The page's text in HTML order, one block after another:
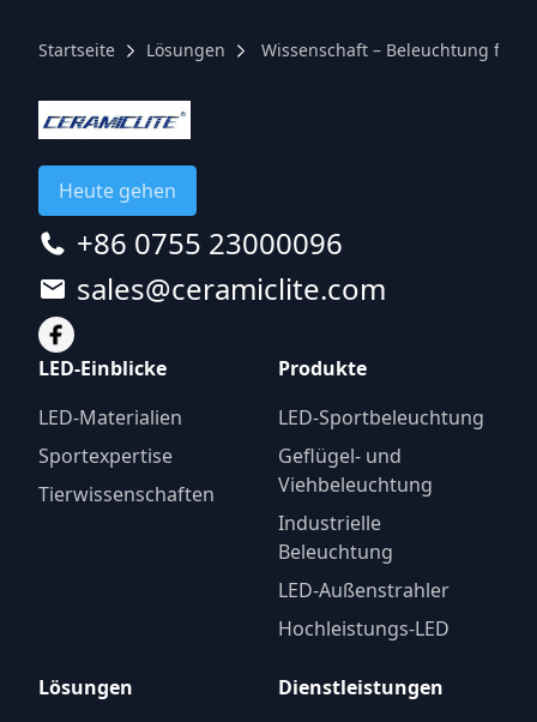
Startseite Lösungen Wissenschaft – Beleuchtung für
Heute gehen
+86 0755 23000096
sales@ceramiclite.com
LED-Einblicke
LED-Materialien
Sportexpertise
Tierwissenschaften
Produkte
LED-Sportbeleuchtung
Geflügel- und
Viehbeleuchtung
Industrielle
Beleuchtung
LED-Außenstrahler
Hochleistungs-LED
Lösungen
Dienstleistungen